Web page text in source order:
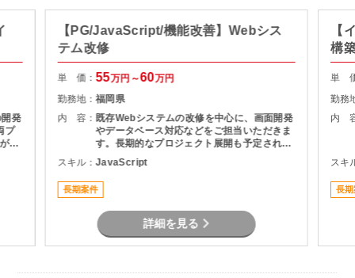
発
プ
で
【PG/JavaScript/機能改善】Webシス
テム改修
単 価：55万円～60万円
勤務地：福岡県
内 容： 既存Webシステムの改修を中心に、画面開発
やデータベース対応などをご担当いただきま
す。長期的なプロジェクト展開も予定されて
おり、安定して参画いただける環境です。
スキル：JavaScript
長期案件
詳細を見る
【
構
単
勤務
内
スキ
長期